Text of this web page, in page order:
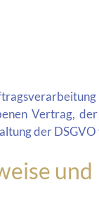
Vertrag,
der